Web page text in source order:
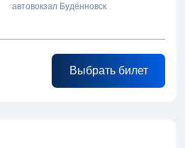
автовокзал Будённовск
Выбрать билет